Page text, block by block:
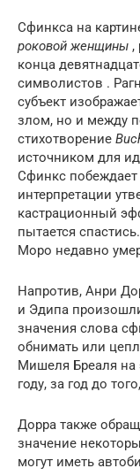
Сфинкса на
роковой женщины ,
конца
символистов .
субъект
злом, но и между
стихотворение
источником для
Сфинкс
интерпретации
кастрационный
пытается
Моро недавно
Напротив, Анри
и Эдипа
значения слова
обнимать или
Мишеля Бреаля на
году, за год до
Дорра также
значение
могут иметь